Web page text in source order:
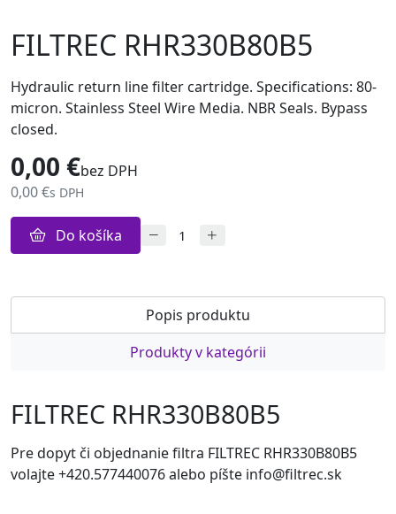
FILTREC RHR330B80B5
Hydraulic return line filter cartridge. Specifications: 80-
micron. Stainless Steel Wire Media. NBR Seals. Bypass
closed.
0,00 €bez DPH
0,00 €s DPH
Do košíka
Popis produktu
Produkty v kategórii
FILTREC RHR330B80B5
Pre dopyt či objednanie filtra FILTREC RHR330B80B5
volajte +420.577440076 alebo píšte info@filtrec.sk